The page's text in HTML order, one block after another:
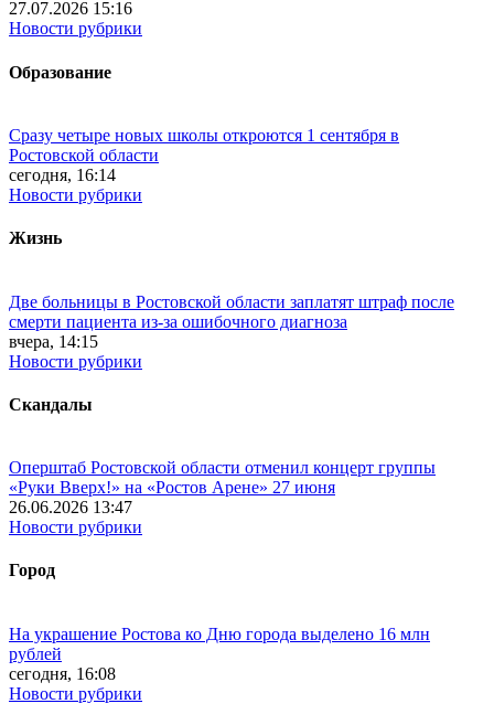
27.07.2026 15:16
Новости рубрики
Образование
Сразу четыре новых школы откроются 1 сентября в
Ростовской области
сегодня, 16:14
Новости рубрики
Жизнь
Две больницы в Ростовской области заплатят штраф после
смерти пациента из-за ошибочного диагноза
вчера, 14:15
Новости рубрики
Скандалы
Оперштаб Ростовской области отменил концерт группы
«Руки Вверх!» на «Ростов Арене» 27 июня
26.06.2026 13:47
Новости рубрики
Город
На украшение Ростова ко Дню города выделено 16 млн
рублей
сегодня, 16:08
Новости рубрики